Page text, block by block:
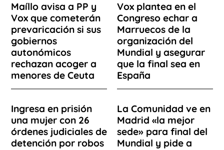
Maíllo avisa a PP y
Vox que cometerán
prevaricación si sus
gobiernos
autonómicos
rechazan acoger a
menores de Ceuta
Vox plantea en el
Congreso echar a
Marruecos de la
organización del
Mundial y asegurar
que la final sea en
España
Ingresa en prisión
una mujer con 26
órdenes judiciales de
detención por robos
La Comunidad ve en
Madrid «la mejor
sede» para final del
Mundial y pide a